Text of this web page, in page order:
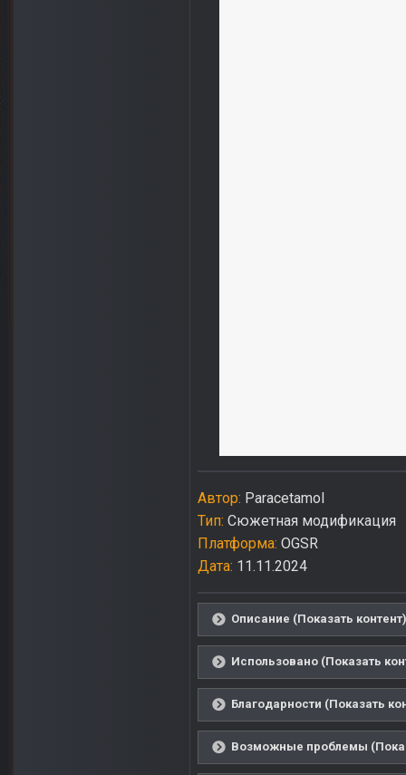
Автор: Paracetamol
Тип: Сюжетная модификация
Платформа: OGSR
Дата: 11.11.2024
Описание (Показать контент)
Использовано (Показать
Благодарности (Показать
Возможные проблемы